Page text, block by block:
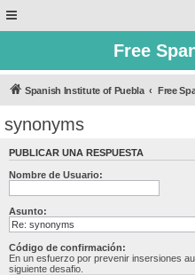
Free
Spanish Institute of Puebla Free
synonyms
PUBLICAR UNA RESPUESTA
Nombre de Usuario:
Asunto:
Código de confirmación:
En un esfuerzo por prevenir insersiones
siguiente desafio.